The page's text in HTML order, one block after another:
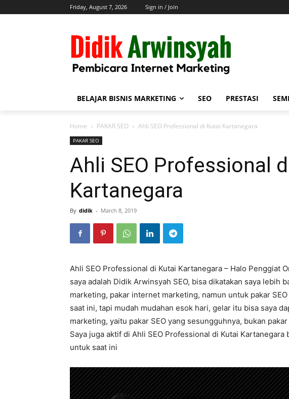
Friday, August 7, 2026 Sign in / Join
BELAJAR BISNIS MARKETING SEO PRESTASI
Home PAKAR SEO Ahli SEO Professional di Kutai Kartanegara
PAKAR SEO
Ahli SEO Professional
Kartanegara
By didik - March 8, 2019
Ahli SEO Professional di Kutai Kartanegara – Halo Penggiat
saya adalah Didik Arwinsyah SEO, bisa dikatakan saya lebih
marketing, pakar internet marketing, namun untuk pakar
saat ini, tapi mudah mudahan esok hari, gelar itu bisa saya
marketing, yaitu pakar SEO yang sesungguhnya, bukan
Saya juga aktif di Ahli SEO Professional di Kutai
untuk saat ini